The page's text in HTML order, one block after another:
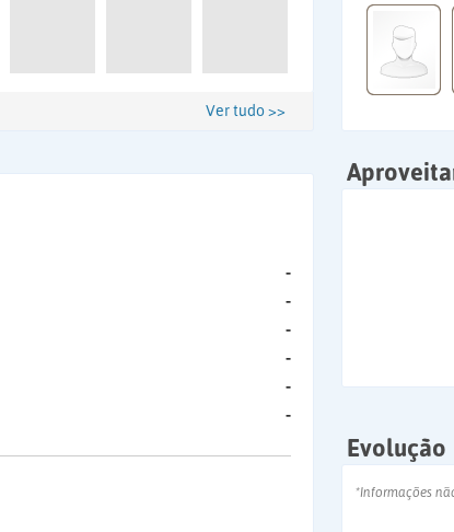
Ver tudo >>
-
-
-
-
-
-
Evolução
*Informações